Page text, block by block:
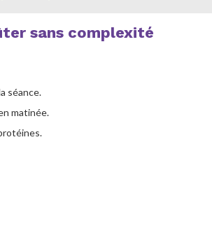
sans complexité
séance.
matinée.